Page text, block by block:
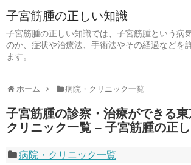
子宮筋腫の正しい知識
子宮筋腫の正しい知識では、子宮筋腫という病
のか、症状や治療法、手術法やその経過などを
ます。
ホーム 病院・クリニック一覧
子宮筋腫の診察・治療ができる東
クリニック一覧 – 子宮筋腫の正
病院・クリニック一覧